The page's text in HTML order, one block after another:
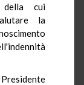
della cui
la